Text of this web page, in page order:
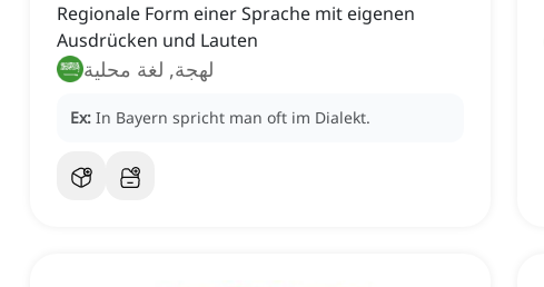
Regionale Form einer Sprache mit eigenen
Ausdrücken und Lauten
لهجة, لغة محلية
Ex: In Bayern spricht man oft im Dialekt.